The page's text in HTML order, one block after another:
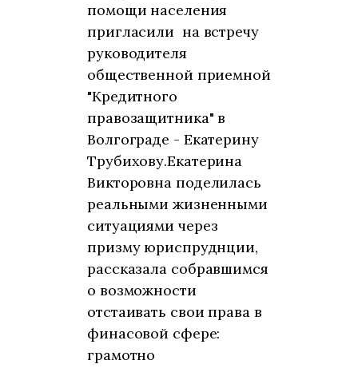
помощи населения
пригласили на встречу
руководителя
общественной приемной
"Кредитного
правозащитника" в
Волгограде - Екатерину
Трубихову.Екатерина
Викторовна поделилась
реальными жизненными
ситуациями через
призму юриспруднции,
рассказала собравшимся
о возможности
отстаивать свои права в
финасовой сфере:
грамотно